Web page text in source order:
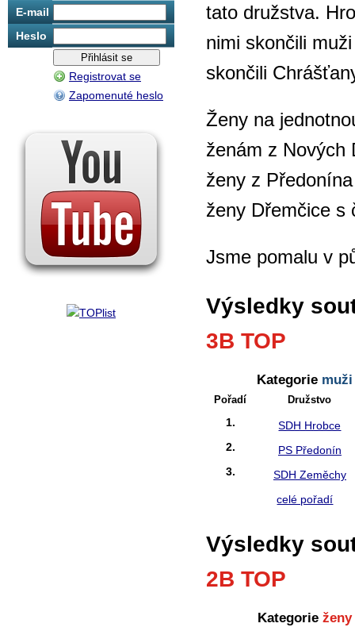
tato družstva.
nimi skončili
skončili
Ženy na
ženám z Nových
ženy z
ženy Dřemčice s
Jsme pomalu v
Výsledky
3B TOP
Kategorie muži
Pořadí Družstvo
1.
SDH Hrobce
2.
PS Předonín
3.
SDH Zeměchy
celé pořadí
Výsledky
2B TOP
Kategorieženy
E-mail
Heslo
Registrovat se
Zapomenuté heslo